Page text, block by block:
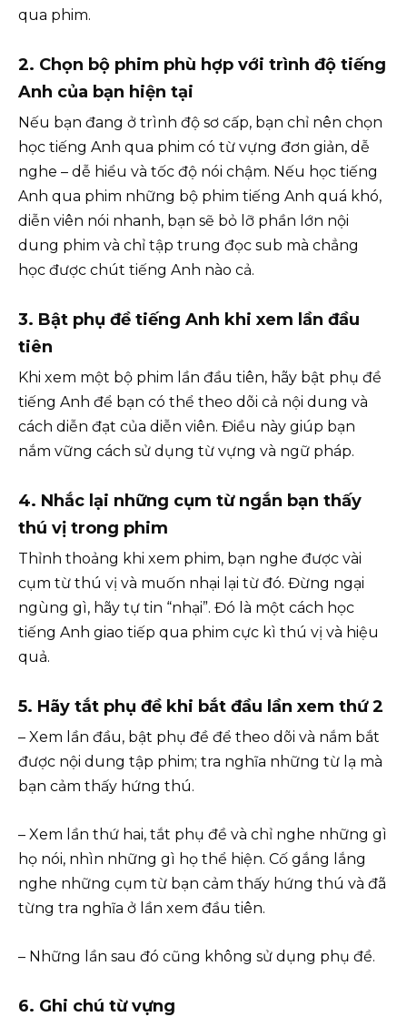
qua phim.
2. Chọn bộ phim phù hợp với trình độ tiếng
Anh của bạn hiện tại
Nếu bạn đang ở trình độ sơ cấp, bạn chỉ nên chọn
học tiếng Anh qua phim có từ vựng đơn giản, dễ
nghe – dễ hiểu và tốc độ nói chậm. Nếu học tiếng
Anh qua phim những bộ phim tiếng Anh quá khó,
diễn viên nói nhanh, bạn sẽ bỏ lỡ phần lớn nội
dung phim và chỉ tập trung đọc sub mà chẳng
học được chút tiếng Anh nào cả.
3. Bật phụ đề tiếng Anh khi xem lần đầu
tiên
Khi xem một bộ phim lần đầu tiên, hãy bật phụ đề
tiếng Anh để bạn có thể theo dõi cả nội dung và
cách diễn đạt của diễn viên. Điều này giúp bạn
nắm vững cách sử dụng từ vựng và ngữ pháp.
4. Nhắc lại những cụm từ ngắn bạn thấy
thú vị trong phim
Thỉnh thoảng khi xem phim, bạn nghe được vài
cụm từ thú vị và muốn nhại lại từ đó. Đừng ngại
ngùng gì, hãy tự tin “nhại”. Đó là một cách học
tiếng Anh giao tiếp qua phim cực kì thú vị và hiệu
quả.
5. Hãy tắt phụ đề khi bắt đầu lần xem thứ 2
– Xem lần đầu, bật phụ đề để theo dõi và nắm bắt
được nội dung tập phim; tra nghĩa những từ lạ mà
bạn cảm thấy hứng thú.
– Xem lần thứ hai, tắt phụ đề và chỉ nghe những gì
họ nói, nhìn những gì họ thể hiện. Cố gắng lắng
nghe những cụm từ bạn cảm thấy hứng thú và đã
từng tra nghĩa ở lần xem đầu tiên.
– Những lần sau đó cũng không sử dụng phụ đề.
6. Ghi chú từ vựng